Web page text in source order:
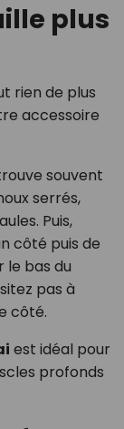
plus
rien de plus
accessoire
souvent
serrés,
Puis,
côté puis de
le bas du
pas à
côté.
est idéal pour
profonds